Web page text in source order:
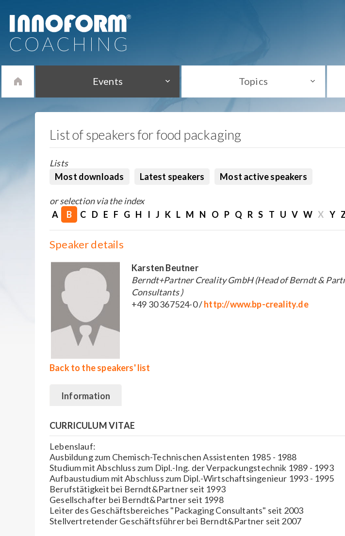
Events Topics
List of speakers for food packaging
Lists
Most downloads
Latest speakers Most active speakers
or selection via the index
A
B C D E F G H I J K L M N O P Q R S T U V W X Y
Speaker details
Karsten Beutner
Berndt+Partner Creality GmbH (Head of Berndt &
Consultants )
+49 30 367524-0 /http://www.bp-creality.de
Back to the speakers' list
Information
CURRICULUM VITAE
Lebenslauf:
Ausbildung zum Chemisch-Technischen Assistenten 1985 - 1988
Studium mit Abschluss zum Dipl.-Ing. der Verpackungstechnik 1989 - 1993
Aufbaustudium mit Abschluss zum Dipl.-Wirtschaftsingenieur 1993 - 1995
Berufstätigkeit bei Berndt&Partner seit 1993
Gesellschafter bei Berndt&Partner seit 1998
Leiter des Geschäftsbereiches "Packaging Consultants" seit 2003
Stellvertretender Geschäftsführer bei Berndt&Partner seit 2007